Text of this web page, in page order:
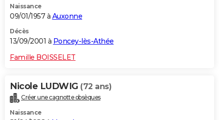
Naissance
09/01/1957 à Auxonne
Décès
13/09/2001 à Poncey-lès-Athée
Famille BOISSELET
Nicole LUDWIG (72 ans)
Créer une cagnotte obsèques
Naissance